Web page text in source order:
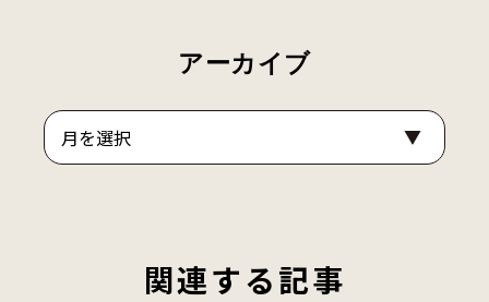
アーカイブ
ア
ー
カ
関連する記事